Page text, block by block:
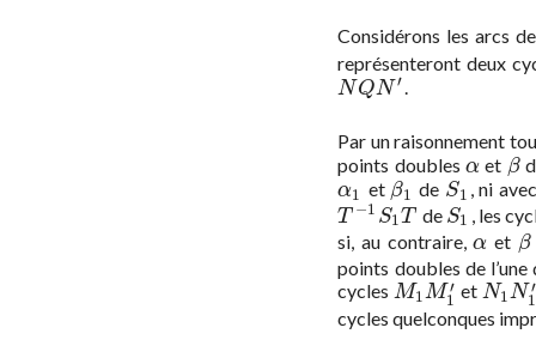
Considérons les arcs
représenteront deux
NQN′
NQN′ .
Par un raisonnement
points doubles α
αet β
β
α1
α1 et β1
β1 de S1
S1 , ni
T −1 S1T
T−1S1T de S1
S1
, les
si, au contraire,α
α et β
β
points doubles de
cycles M1M ′
1
M1 M1′ et N1N ′
1
N1 N1
cycles quelconques